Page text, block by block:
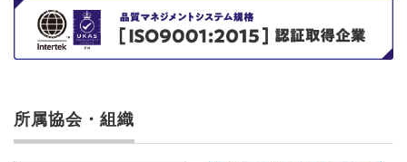
所属協会・組織